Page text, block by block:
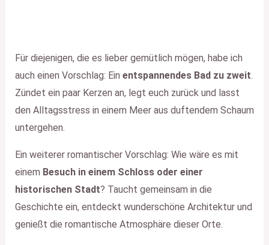
Für diejenigen, die es lieber gemütlich mögen, habe ich
auch einen Vorschlag: Ein entspannendes Bad zu zweit.
Zündet ein paar Kerzen an, legt euch zurück und lasst
den Alltagsstress in einem Meer aus duftendem Schaum
untergehen.
Ein weiterer romantischer Vorschlag: Wie wäre es mit
einem Besuch in einem Schloss oder einer
historischen Stadt? Taucht gemeinsam in die
Geschichte ein, entdeckt wunderschöne Architektur und
genießt die romantische Atmosphäre dieser Orte.